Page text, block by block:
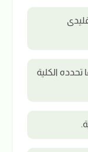
تحدده الكلية